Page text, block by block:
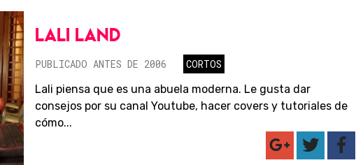
LALI LAND
PUBLICADO ANTES DE 2006
CORTOS
Lali piensa que es una abuela moderna. Le gusta dar
consejos por su canal Youtube, hacer covers y tutoriales de
cómo...